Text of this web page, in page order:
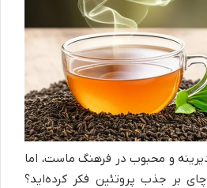
و محبوب در فرهنگ ماست، اما
بر جذب پروتئین فکر کرده‌اید؟